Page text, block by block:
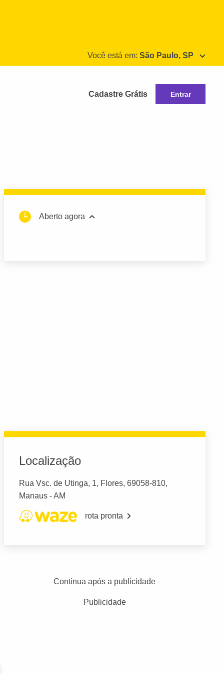
Você está em: São Paulo, SP
Cadastre Grátis Entrar
Aberto agora
Localização
Rua Vsc. de Utinga, 1, Flores, 69058-810,
Manaus - AM
rota pronta
Continua após a publicidade
Publicidade